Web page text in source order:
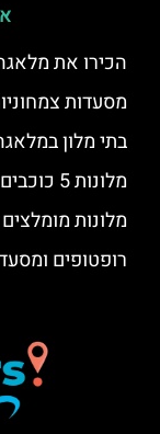
הכירו את
מסעדות
בתי מלון
מלונות 5 כוכבים במלאגה
מלונות
רופטופים